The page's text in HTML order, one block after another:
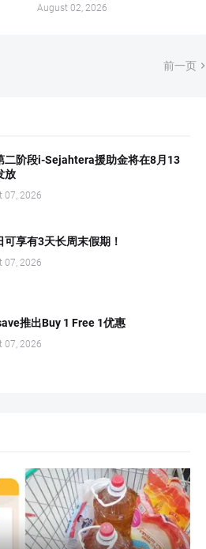
August 02, 2026
前一页
二阶段i-Sejahtera援助金将在8月13
放
07, 2026
可享有3天长周末假期！
07, 2026
推出Buy 1 Free 1优惠
07, 2026